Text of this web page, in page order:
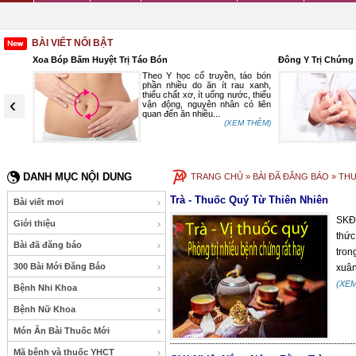
BÀI VIẾT NỔI BẬT
‹
phế
Xoa Bóp Bấm Huyệt Trị Táo Bón
Theo Y học cổ truyền, táo bón
phần nhiều do ăn ít rau xanh,
thiếu chất xơ, ít uống nước, thiếu
vận động, nguyên nhân có liên
quan đến ăn nhiều...
(XEM THÊM)
Đông Y Trị Chứng
DANH MỤC NỘI DUNG
Bài viết mơi
Giới thiệu
Bài đã đăng báo
300 Bài Mới Đăng Báo
Bệnh Nhi Khoa
Bệnh Nữ Khoa
Món Ăn Bài Thuốc Mới
Mã bệnh và thuốc YHCT
TRANG CHỦ » BÀI ĐÃ ĐĂNG BÁO »
Trà - Thuốc Quý Từ Thiên Nhiên